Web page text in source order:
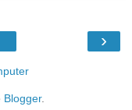
›
Blogger.